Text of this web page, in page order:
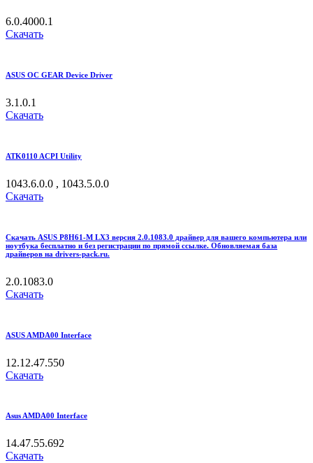
6.0.4000.1
Скачать
ASUS OC GEAR Device Driver
3.1.0.1
Скачать
ATK0110 ACPI Utility
1043.6.0.0 , 1043.5.0.0
Скачать
Скачать ASUS P8H61-M LX3 версия 2.0.1083.0 драйвер для вашего компьютера или
ноутбука бесплатно и без регистрации по прямой ссылке. Обновляемая база
драйверов на drivers-pack.ru.
2.0.1083.0
Скачать
ASUS AMDA00 Interface
12.12.47.550
Скачать
Asus AMDA00 Interface
14.47.55.692
Скачать